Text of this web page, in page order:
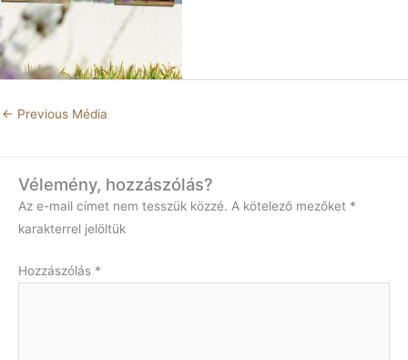
← Previous Média
Vélemény, hozzászólás?
Az e-mail címet nem tesszük közzé. A kötelező mezőket *
karakterrel jelöltük
Hozzászólás *